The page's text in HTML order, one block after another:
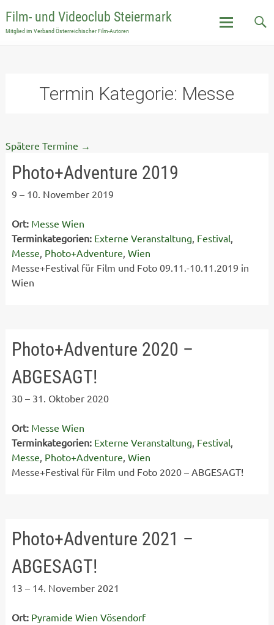
Film- und Videoclub Steiermark
Mitglied im Verband Österreichischer Film-Autoren
Termin Kategorie: Messe
Spätere Termine →
Photo+Adventure 2019
9 – 10. November 2019
Ort: Messe Wien
Terminkategorien: Externe Veranstaltung, Festival,
Messe, Photo+Adventure, Wien
Messe+Festival für Film und Foto 09.11.-10.11.2019 in
Wien
Photo+Adventure 2020 –
ABGESAGT!
30– 31. Oktober 2020
Ort: Messe Wien
Terminkategorien: Externe Veranstaltung, Festival,
Messe, Photo+Adventure, Wien
Messe+Festival für Film und Foto 2020 – ABGESAGT!
Photo+Adventure 2021 –
ABGESAGT!
13 – 14. November 2021
Ort: Pyramide Wien Vösendorf